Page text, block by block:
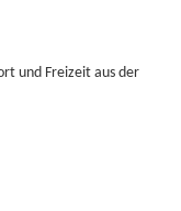
und Freizeit aus der